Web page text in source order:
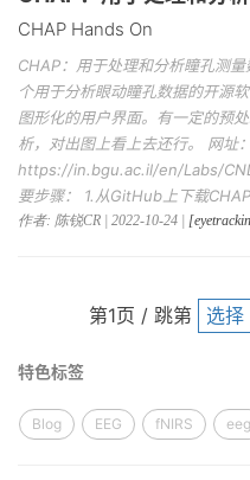
CHAP Hands On
CHAP：用于处理和分析瞳孔测
个用于分析眼动瞳孔数据的开源
图形化的用户界面。有一定的预
析，对出图上看上去还行。 网址：
https://in.bgu.ac.il/en/Labs/
要步骤： 1.从GitHub上下载
作者: 陈锐CR | 2022-10-24 |
第1页 / 跳第
特色标签
Blog EEG fNIRS eeg